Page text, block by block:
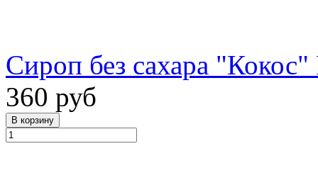
Сироп без сахара
360 руб